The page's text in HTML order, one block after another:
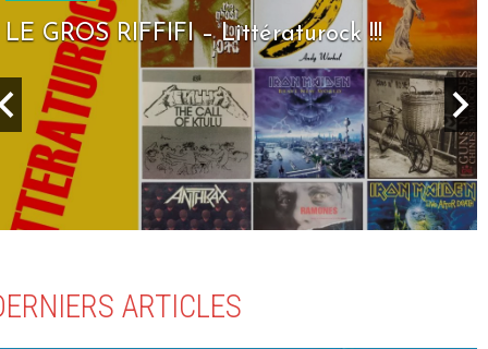
LE GROS RIFFIFI – Littératurock !!!
ARTICLES